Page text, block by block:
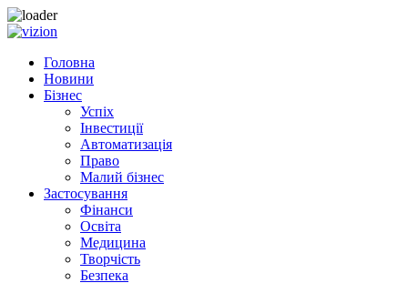
Skip
contentГоловна
Новини
Бізнес
Успіх
Інвестиції
Автоматизація
Право
Малий бізнес
Застосування
Фінанси
Освіта
Медицина
Творчість
Безпека